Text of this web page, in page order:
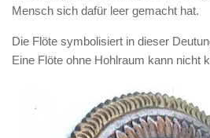
Mensch sich dafür leer gemacht hat.
Die Flöte symbolisiert in dieser
Eine Flöte ohne Hohlraum kann nicht